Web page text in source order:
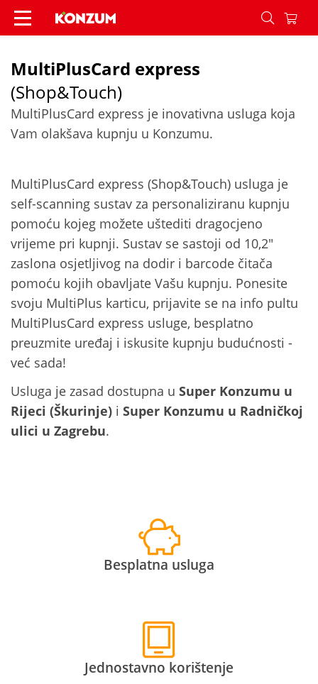
Shop&touch - Konzum
MultiPlusCard express
(Shop&Touch)
MultiPlusCard express je inovativna usluga koja
Vam olakšava kupnju u Konzumu.
MultiPlusCard express (Shop&Touch) usluga je
self-scanning sustav za personaliziranu kupnju
pomoću kojeg možete uštediti dragocjeno
vrijeme pri kupnji. Sustav se sastoji od 10,2"
zaslona osjetljivog na dodir i barcode čitača
pomoću kojih obavljate Vašu kupnju. Ponesite
svoju MultiPlus karticu, prijavite se na info pultu
MultiPlusCard express usluge, besplatno
preuzmite uređaj i iskusite kupnju budućnosti -
već sada!
Usluga je zasad dostupna u Super Konzumu u
Rijeci (Škurinje) i Super Konzumu u Radničkoj
ulici u Zagrebu.
Besplatna usluga
Jednostavno korištenje